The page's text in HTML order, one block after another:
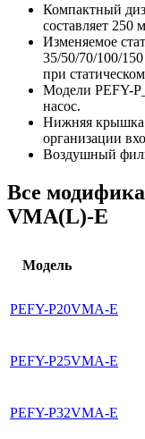
Компактный
составляет 250
Изменяемое
35/50/70/100/
при
Модели PEFY-
насос.
Нижняя крышка
организации
Воздушный
Все
VMA(L)-E
Модель
PEFY-P20VMA-E
PEFY-P25VMA-E
PEFY-P32VMA-E